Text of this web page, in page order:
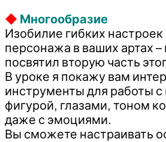
◆ Многообразие
Изобилие гибких
персонажа в ваших артах
посвятил вторую часть
В уроке я покажу вам
инструменты для работы с
фигурой, глазами, тоном
даже с эмоциями.
Вы сможете настраивать